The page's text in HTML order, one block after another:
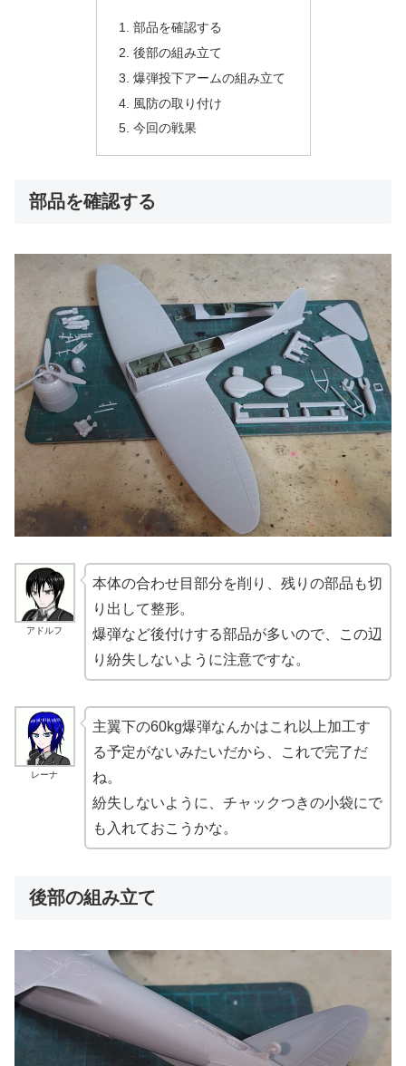
部品を確認する
後部の組み立て
爆弾投下アームの組み立て
風防の取り付け
今回の戦果
部品を確認する
アドルフ
本体の合わせ目部分を削り、残りの部品も切
り出して整形。
爆弾など後付けする部品が多いので、この辺
り紛失しないように注意ですな。
レーナ
主翼下の60kg爆弾なんかはこれ以上加工す
る予定がないみたいだから、これで完了だ
ね。
紛失しないように、チャックつきの小袋にで
も入れておこうかな。
後部の組み立て